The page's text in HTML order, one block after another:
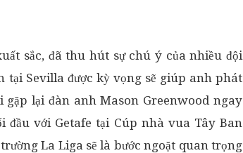
sắc, đã thu hút sự chú ý của nhiều đội
Sevilla được kỳ vọng sẽ giúp anh phát
gặp lại đàn anh Mason Greenwood ngay
với Getafe tại Cúp nhà vua Tây Ban
La Liga sẽ là bước ngoặt quan trọng